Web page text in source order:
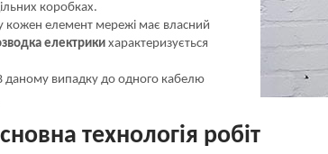
коробках.
кожен елемент мережі має власний
електрики характеризується
даному випадку до одного кабелю
технологія робіт